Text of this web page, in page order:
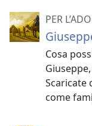
PER
Cosa
Scaricate
come